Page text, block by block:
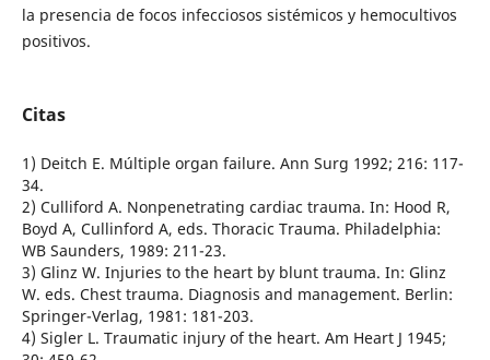
la presencia de focos infecciosos sistémicos y hemocultivos
positivos.
Citas
1) Deitch E. Múltiple organ failure. Ann Surg 1992; 216: 117-
34.
2) Culliford A. Nonpenetrating cardiac trauma. In: Hood R,
Boyd A, Cullinford A, eds. Thoracic Trauma. Philadelphia:
WB Saunders, 1989: 211-23.
3) Glinz W. Injuries to the heart by blunt trauma. In: Glinz
W. eds. Chest trauma. Diagnosis and management. Berlin:
Springer-Verlag, 1981: 181-203.
4) Sigler L. Traumatic injury of the heart. Am Heart J 1945;